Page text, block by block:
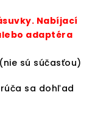
Nabíjací
adaptéra
sú súčasťou)
sa dohľad